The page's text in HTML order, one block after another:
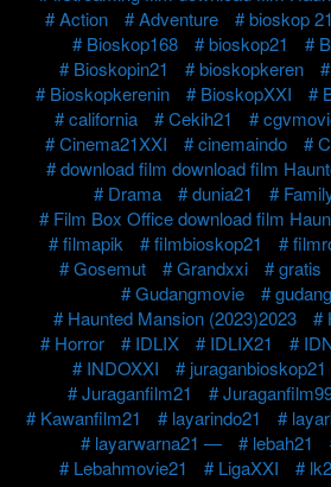
Action
Adventure bioskop 21
Bioskop168
bioskop21
Bioskopin21
bioskopkeren
Bioskopkerenin
BioskopXXI
california
Cekih21
Cinema21XXI
cinemaindo
download film download film
Drama
dunia21
Film Box Office download film
filmapik
filmbioskop21
Gosemut
Grandxxi gratis
Gudangmovie
Haunted Mansion (2023)2023
Horror
IDLIX IDLIX21
INDOXXI
juraganbioskop21
Juraganfilm21
Kawanfilm21
layarindo21
layarwarna21 —
lebah21
Lebahmovie21
LigaXXI